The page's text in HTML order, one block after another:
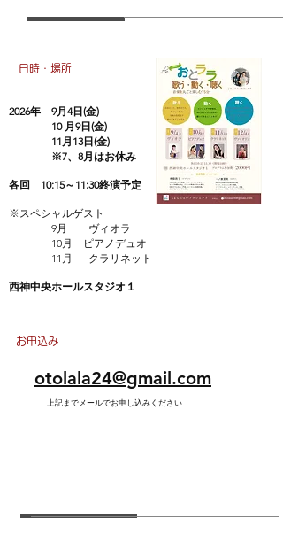
日時・場所
2026年 9月4日(金)
10 月9日(金)
11月13日(金)
※7、8月はお休み
各回 10:15～11:30終演予定
※スペシャルゲスト
9月 ヴィオラ
10月 ピアノデュオ
​ 11月 クラリネット
西神中央ホールスタジオ１
お申込み
otolala24@gmail.com
上記までメールでお申し込みください